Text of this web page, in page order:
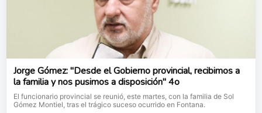
Jorge Gómez: "Desde el Gobierno provincial, recibimos a
la familia y nos pusimos a disposición" 4o
El funcionario provincial se reunió, este martes, con la familia de Sol
Gómez Montiel, tras el trágico suceso ocurrido en Fontana.